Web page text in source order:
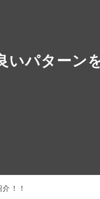
いパターン
！！